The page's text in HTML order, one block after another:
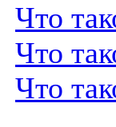
Что
Что
Что